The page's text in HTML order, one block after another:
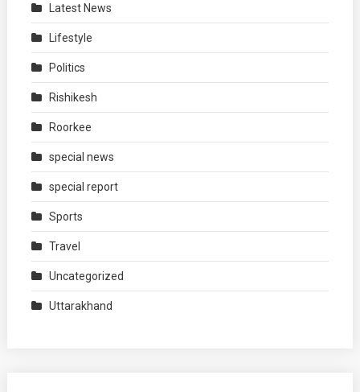
Latest News
Lifestyle
Politics
Rishikesh
Roorkee
special news
special report
Sports
Travel
Uncategorized
Uttarakhand